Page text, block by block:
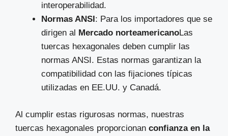
interoperabilidad.
Normas ANSI : Para los importadores que se
dirigen al Mercado norteamericanoLas
tuercas hexagonales deben cumplir las
normas ANSI. Estas normas garantizan la
compatibilidad con las fijaciones típicas
utilizadas en EE.UU. y Canadá.
Al cumplir estas rigurosas normas, nuestras
tuercas hexagonales proporcionan confianza en la